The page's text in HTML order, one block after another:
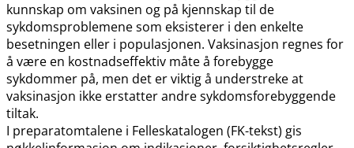
kunnskap om vaksinen og på kjennskap til de
sykdomsproblemene som eksisterer i den enkelte
besetningen eller i populasjonen. Vaksinasjon regnes for
å være en kostnadseffektiv måte å forebygge
sykdommer på, men det er viktig å understreke at
vaksinasjon ikke erstatter andre sykdomsforebyggende
tiltak.
I preparatomtalene i Felleskatalogen (FK-tekst) gis